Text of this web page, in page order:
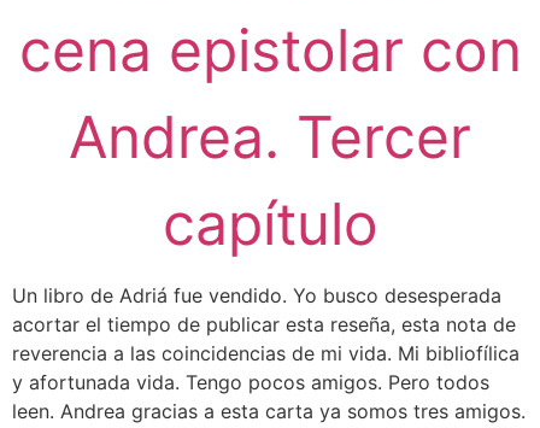
cena epistolar con
Andrea. Tercer
capítulo
Un libro de Adriá fue vendido. Yo busco desesperada
acortar el tiempo de publicar esta reseña, esta nota de
reverencia a las coincidencias de mi vida. Mi bibliofílica
y afortunada vida. Tengo pocos amigos. Pero todos
leen. Andrea gracias a esta carta ya somos tres amigos.